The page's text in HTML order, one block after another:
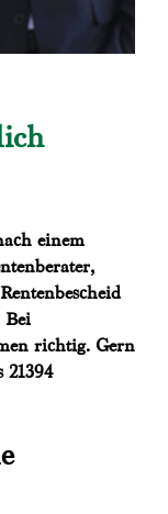
einem
Bei
richtig. Gern
21394